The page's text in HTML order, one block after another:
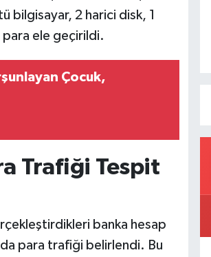
bilgisayar, 2 harici disk, 1
para ele geçirildi.
Çocuk,
Trafiği Tespit
banka hesap
para trafiği belirlendi. Bu